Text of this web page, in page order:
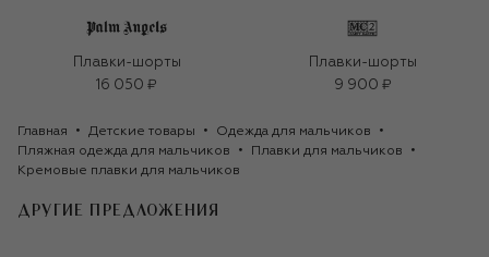
Плавки-шорты
16 050 ₽
Плавки-шорты
9 900 ₽
Главная Детские товары
Одежда для мальчиков
Пляжная одежда для мальчиков
Плавки для мальчиков
Кремовые плавки для мальчиков
ДРУГИЕ ПРЕДЛОЖЕНИЯ